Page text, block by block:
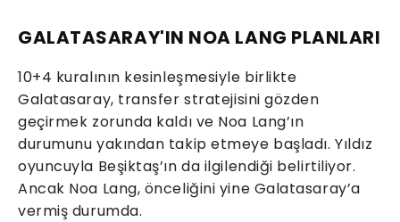
GALATASARAY'IN NOA LANG PLANLARI
10+4 kuralının kesinleşmesiyle birlikte
Galatasaray, transfer stratejisini gözden
geçirmek zorunda kaldı ve Noa Lang’ın
durumunu yakından takip etmeye başladı. Yıldız
oyuncuyla Beşiktaş’ın da ilgilendiği belirtiliyor.
Ancak Noa Lang, önceliğini yine Galatasaray’a
vermiş durumda.